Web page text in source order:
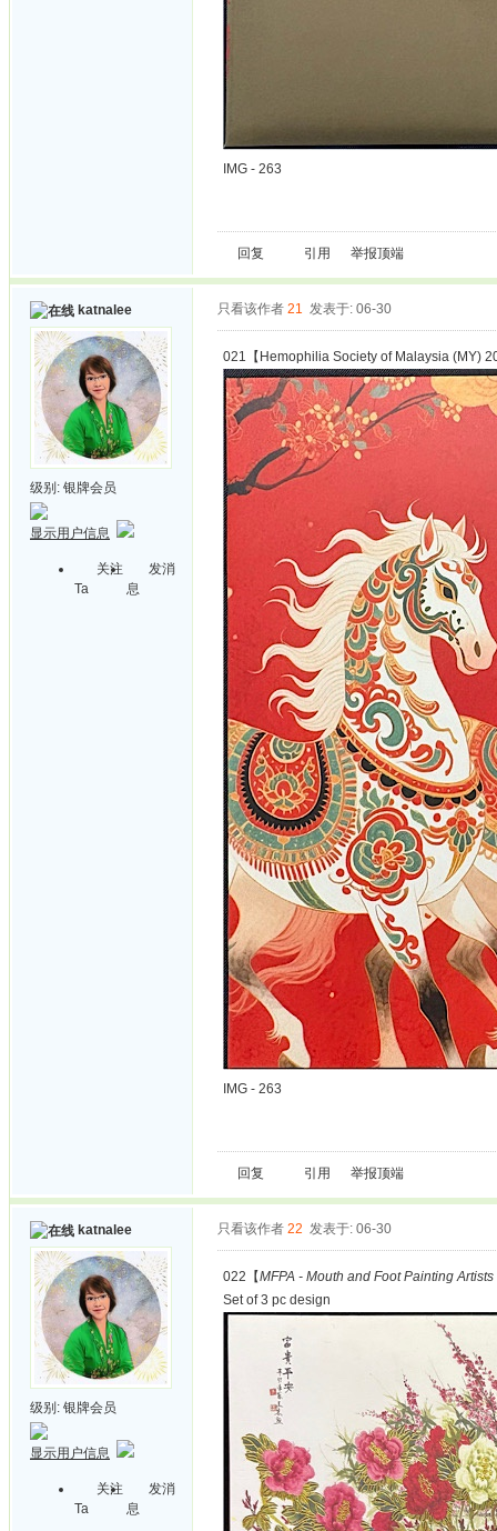
IMG - 263
回复 引用 举报顶端
katnalee
级别: 银牌会员
显示用户信息
关注
Ta
发消
息
只看该作者 21 发表于: 06-30
021【Hemophilia Society of Malaysia (MY)
IMG - 263
回复 引用 举报顶端
katnalee
级别: 银牌会员
显示用户信息
关注
Ta
发消
息
只看该作者 22 发表于: 06-30
022【MFPA - Mouth and Foot Painting
Set of 3 pc design